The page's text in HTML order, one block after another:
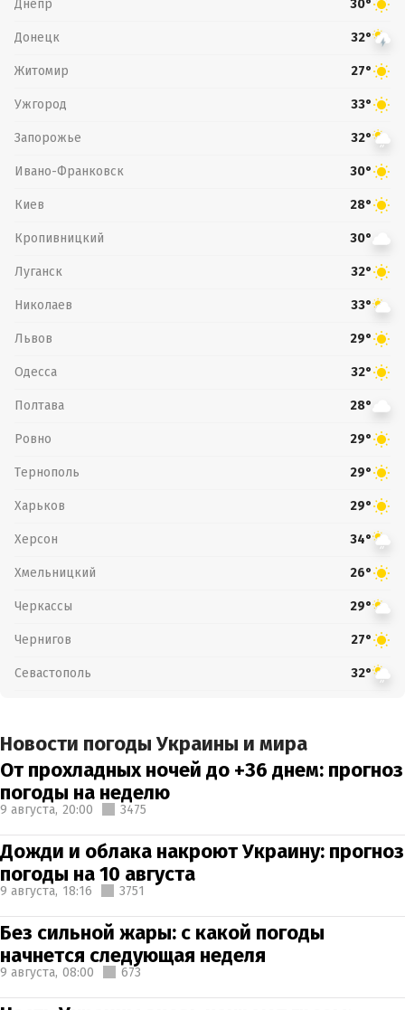
Днепр 30°
Донецк 32°
Житомир 27°
Ужгород 33°
Запорожье 32°
Ивано-Франковск 30°
Киев 28°
Кропивницкий 30°
Луганск 32°
Николаев 33°
Львов 29°
Одесса 32°
Полтава 28°
Ровно 29°
Тернополь 29°
Харьков 29°
Херсон 34°
Хмельницкий 26°
Черкассы 29°
Чернигов 27°
Севастополь 32°
Новости погоды Украины и мира
От прохладных ночей до +36 днем: прогноз
погоды на неделю
9 августа, 20:00 3475
Дожди и облака накроют Украину: прогноз
погоды на 10 августа
9 августа, 18:16 3751
Без сильной жары: с какой погоды
начнется следующая неделя
9 августа, 08:00 673